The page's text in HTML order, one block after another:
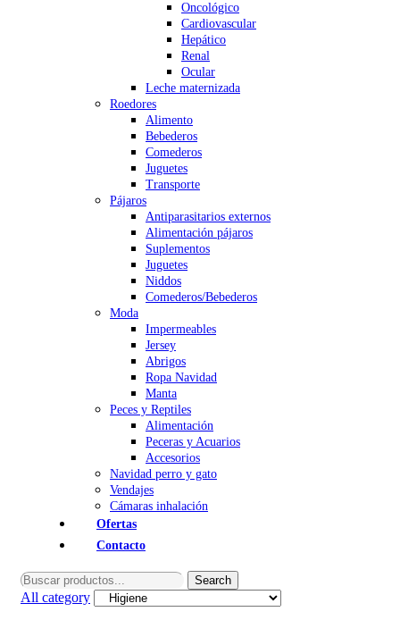
Oncológico
Cardiovascular
Hepático
Renal
Ocular
Leche maternizada
Roedores
Alimento
Bebederos
Comederos
Juguetes
Transporte
Pájaros
Antiparasitarios externos
Alimentación pájaros
Suplementos
Juguetes
Niddos
Comederos/Bebederos
Moda
Impermeables
Jersey
Abrigos
Ropa Navidad
Manta
Peces y Reptiles
Alimentación
Peceras y Acuarios
Accesorios
Navidad perro y gato
Vendajes
Cámaras inhalación
Ofertas
Contacto
Search
for:
Search
All category